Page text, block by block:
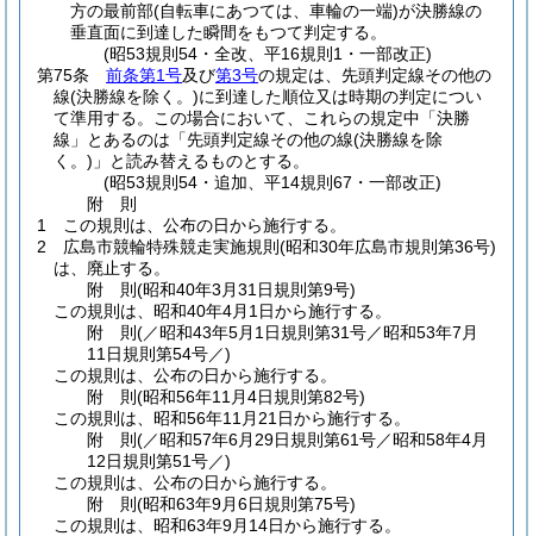
方の最前部(自転車にあつては、車輪の一端)が決勝線の
垂直面に到達した瞬間をもつて判定する。
(昭53規則54・全改、平16規則1・一部改正)
第75条
前条第1号及び第3号の規定は、先頭判定線その他の
線(決勝線を除く。)に到達した順位又は時期の判定につい
て準用する。
この場合において、これらの規定中「決勝
線」とあるのは「先頭判定線その他の線(決勝線を除
く。) 」と読み替えるものとする。
(昭53規則54・追加、平14規則67・一部改正)
附 則
1
この規則は、公布の日から施行する。
2
広島市競輪特殊競走実施規則 (昭和30年広島市規則第36号)
は、廃止する。
附 則(昭和40年3月31日規則第9号)
この規則は、昭和40年4月1日から施行する。
附 則(／昭和43年5月1日規則第31号／昭和53年7月
11日規則第54号／)
この規則は、公布の日から施行する。
附 則(昭和56年11月4日規則第82号)
この規則は、昭和56年11月21日から施行する。
附 則(／昭和57年6月29日規則第61号／昭和58年4月
12日規則第51号／)
この規則は、公布の日から施行する。
附 則(昭和63年9月6日規則第75号)
この規則は、昭和63年9月14日から施行する。